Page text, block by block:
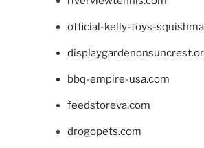
official-kelly-toys-
bbq-empire-usa.com
feedstoreva.com
drogopets.com